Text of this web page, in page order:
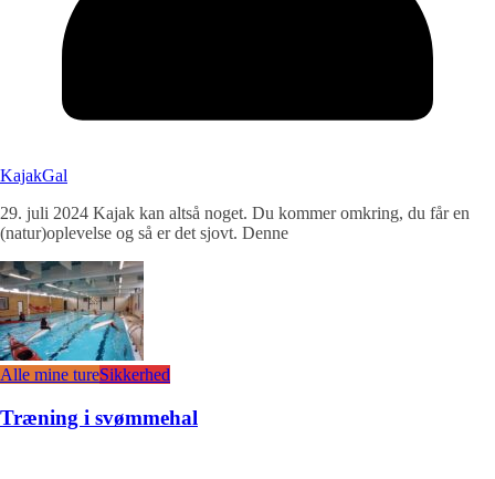
KajakGal
29. juli 2024 Kajak kan altså noget. Du kommer omkring, du får en
(natur)oplevelse og så er det sjovt. Denne
Alle mine tureSikkerhed
Træning i svømmehal